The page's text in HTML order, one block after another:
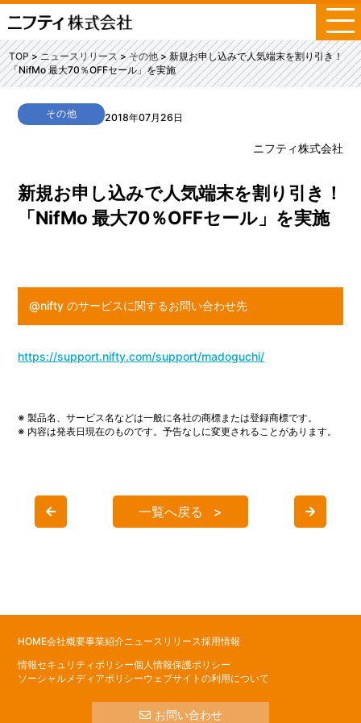
メ
ニ
ュ
ー
TOP ニュースリリース その他
新規お申し込みで人気端末を割り引き！
「NifMo 最大70％OFFセール」を実施
その他 2018年07月26日
ニフティ株式会社
新規お申し込みで人気端末を割り引き！
「NifMo 最大70％OFFセール」を実施
@nifty のサービスに関するお問い合わせ先
https://support.nifty.com/support/madoguchi/
※ 製品名、サービス名などは一般に各社の商標または登録商標です。
※ 内容は発表日現在のものです。予告なしに変更されることがあります。
一覧へ戻る
HOME会社概要事業紹介ニュースリリース採用情報
情報セキュリティポリシー個人情報保護ポリシー
ソーシャルメディアポリシーウェブサイトの利用について
お問い合わせ